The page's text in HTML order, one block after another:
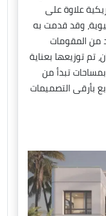
علاوة على
وقد قدمت به
من المقومات
على مساحة قدرها 150 فدان، تم توزيعها بعناية
تبدأ من
وتصل الى 600 متر مربع بأرقى التصميمات